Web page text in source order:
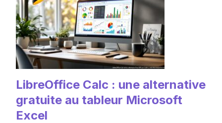
LibreOffice Calc : une alternative
gratuite au tableur Microsoft
Excel